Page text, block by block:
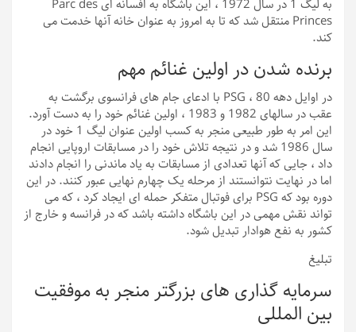
به لیگ 1 در سال 1972 ، این باشگاه به افسانه ای Parc des
Princes منتقل شد که تا به امروز به عنوان خانه آنها خدمت می
کند.
برنده شدن در اولین غنائم مهم
در اوایل دهه 80 ، PSG با ادعای جام های فرانسوی برگشت به
عقب در سالهای 1982 و 1983 ، اولین غنائم خود را به دست آورد.
این امر به طور طبیعی منجر به کسب اولین عنوان لیگ 1 خود در
سال 1986 شد و در نتیجه تلاش خود را در مسابقات اروپایی انجام
داد ، جایی که آنها تعدادی از مسابقات به یاد ماندنی را انجام دادند
اما در نهایت نتوانستند از مرحله یک چهارم نهایی عبور کنند. در این
دوره بود که PSG برای فوتبال متفکر حمله ای ایجاد کرد ، که می
تواند نقش مهمی در این باشگاه داشته باشد که در فرانسه و خارج از
کشور به نفع هوادار تبدیل شود.
تبلیغ
سرمایه گذاری های بزرگتر منجر به موفقیت
بین المللی